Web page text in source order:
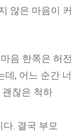
않은 마음이 커
음 한쪽은 허전
데, 어느 순간 너
괜찮은 척하
. 결국 부모